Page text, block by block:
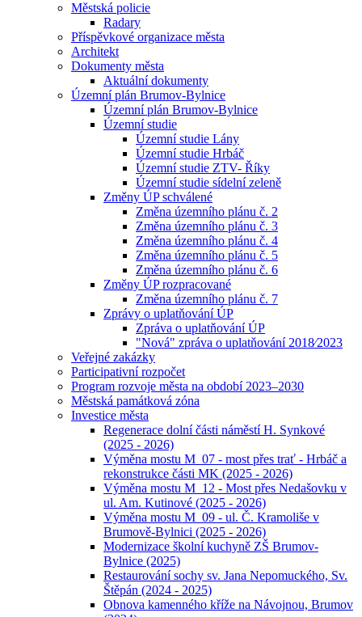
Městská policie
Radary
Příspěvkové organizace města
Architekt
Dokumenty města
Aktuální dokumenty
Územní plán Brumov-Bylnice
Územní plán Brumov-Bylnice
Územní studie
Územní studie Lány
Územní studie Hrbáč
Územní studie ZTV- Říky
Územní studie sídelní zeleně
Změny ÚP schválené
Změna územního plánu č. 2
Změna územního plánu č. 3
Změna územního plánu č. 4
Změna územního plánu č. 5
Změna územního plánu č. 6
Změny ÚP rozpracované
Změna územního plánu č. 7
Zprávy o uplatňování ÚP
Zpráva o uplatňování ÚP
"Nová" zpráva o uplatňování 2018⁄2023
Veřejné zakázky
Participativní rozpočet
Program rozvoje města na období 2023–2030
Městská památková zóna
Investice města
Regenerace dolní části náměstí H. Synkové
(2025 - 2026)
Výměna mostu M_07 - most přes trať - Hrbáč a
rekonstrukce části MK (2025 - 2026)
Výměna mostu M_12 - Most přes Nedašovku v
ul. Am. Kutinové (2025 - 2026)
Výměna mostu M_09 - ul. Č. Kramoliše v
Brumově-Bylnici (2025 - 2026)
Modernizace školní kuchyně ZŠ Brumov-
Bylnice (2025)
Restaurování sochy sv. Jana Nepomuckého, Sv.
Štěpán (2024 - 2025)
Obnova kamenného kříže na Návojnou, Brumov